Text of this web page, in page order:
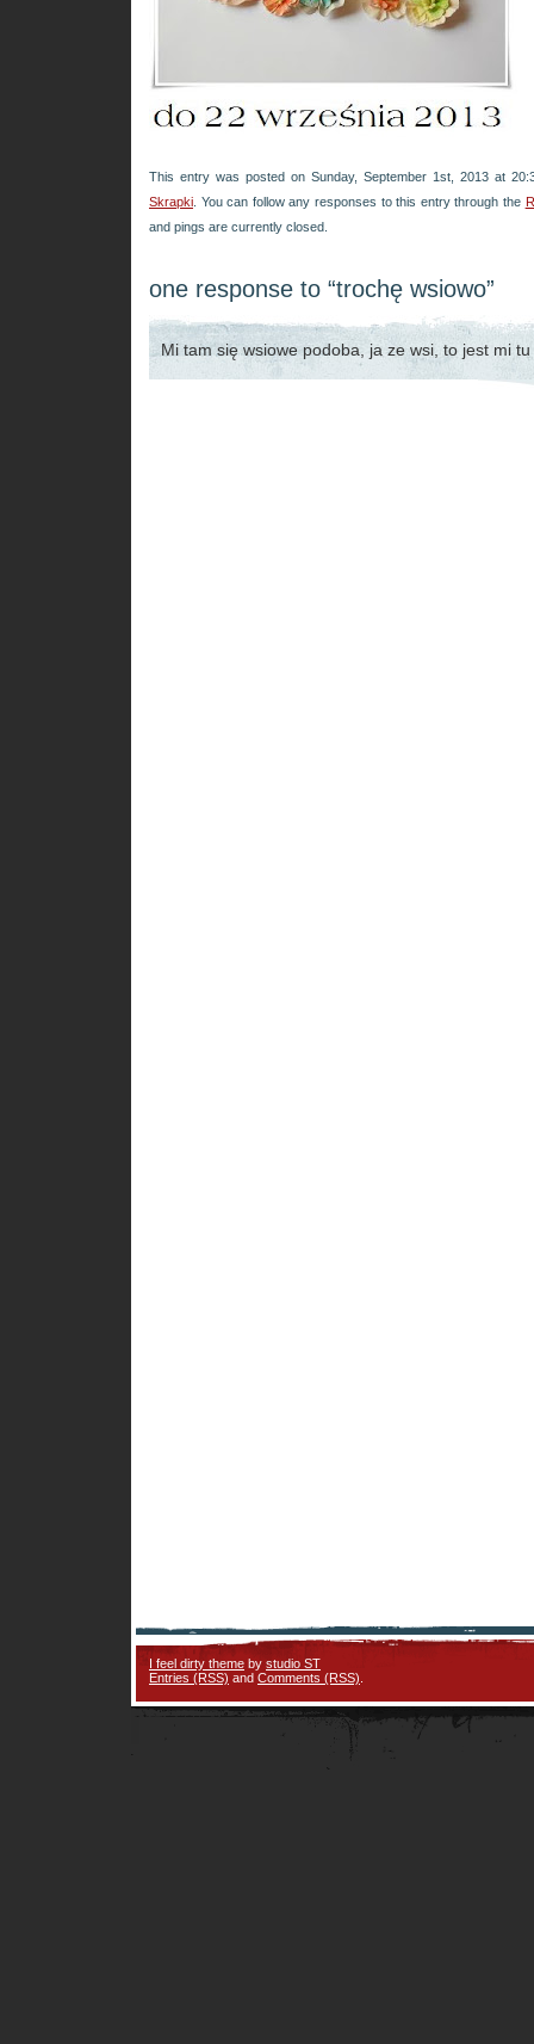
This entry was posted on Sunday, September 1st, 2013 at
Skrapki . You can follow any responses to this entry through the
and pings are currently closed.
one response to “trochę wsiowo”
Mi tam się wsiowe podoba, ja ze wsi, to jest mi
I feel dirty theme by studio ST
Entries (RSS) and Comments (RSS)